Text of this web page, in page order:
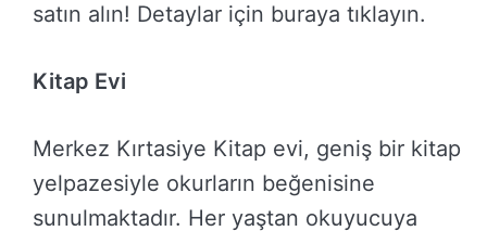
satın alın! Detaylar için buraya tıklayın.
Kitap Evi
Merkez Kırtasiye Kitap evi, geniş bir kitap
yelpazesiyle okurların beğenisine
sunulmaktadır. Her yaştan okuyucuya